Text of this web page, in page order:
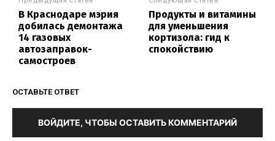
В Краснодаре мэрия
добилась демонтажа
14 газовых
автозаправок-
самостроев
Продукты и витамины
для уменьшения
кортизола: гид к
спокойствию
ОСТАВЬТЕ ОТВЕТ
ВОЙДИТЕ, ЧТОБЫ ОСТАВИТЬ КОММЕНТАРИЙ